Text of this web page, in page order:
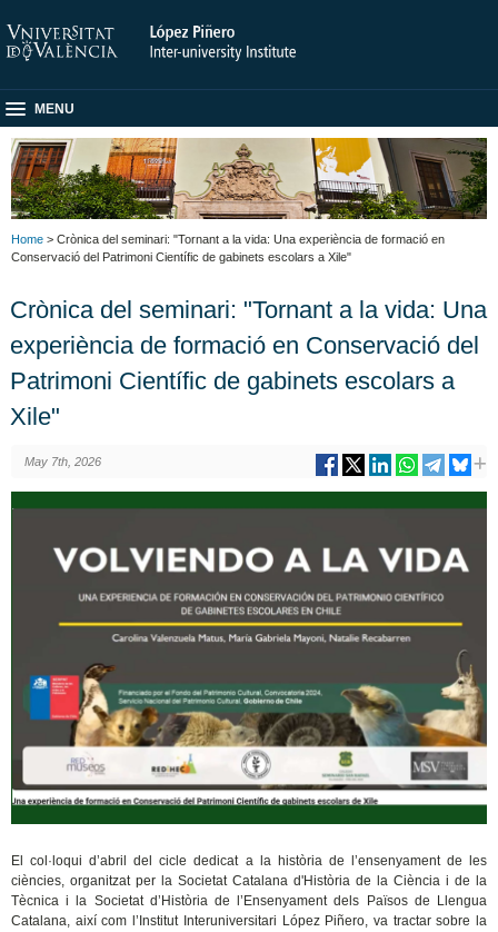
MENU
Home > Crònica del seminari: "Tornant a la vida: Una experiència de formació en
Conservació del Patrimoni Científic de gabinets escolars a Xile"
Crònica del seminari: "Tornant a la vida: Una
experiència de formació en Conservació del
Patrimoni Científic de gabinets escolars a
Xile"
May 7th, 2026
El col·loqui d’abril del cicle dedicat a la història de l’ensenyament de les
ciències, organitzat per la Societat Catalana d'Història de la Ciència i de la
Tècnica i la Societat d’Història de l’Ensenyament dels Països de Llengua
Catalana, així com l’Institut Interuniversitari López Piñero, va tractar sobre la